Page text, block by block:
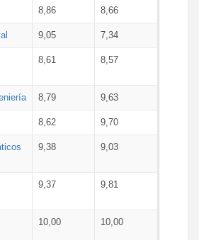
8,86 8,66
9,05 7,34
8,61 8,57
8,79 9,63
8,62 9,70
9,38 9,03
9,37 9,81
10,00 10,00